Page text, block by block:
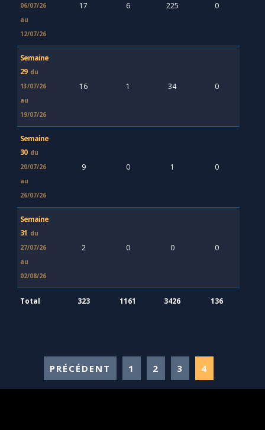
06/07/26
au
12/07/26
17 6 225 0
Semaine
29 du
13/07/26
au
19/07/26
16 1 34 0
Semaine
30 du
20/07/26
au
26/07/26
9 0 1 0
Semaine
31 du
27/07/26
au
02/08/26
2 0 0 0
Total 323 1161 3426 136
PRÉCÉDENT 1 2 3 4